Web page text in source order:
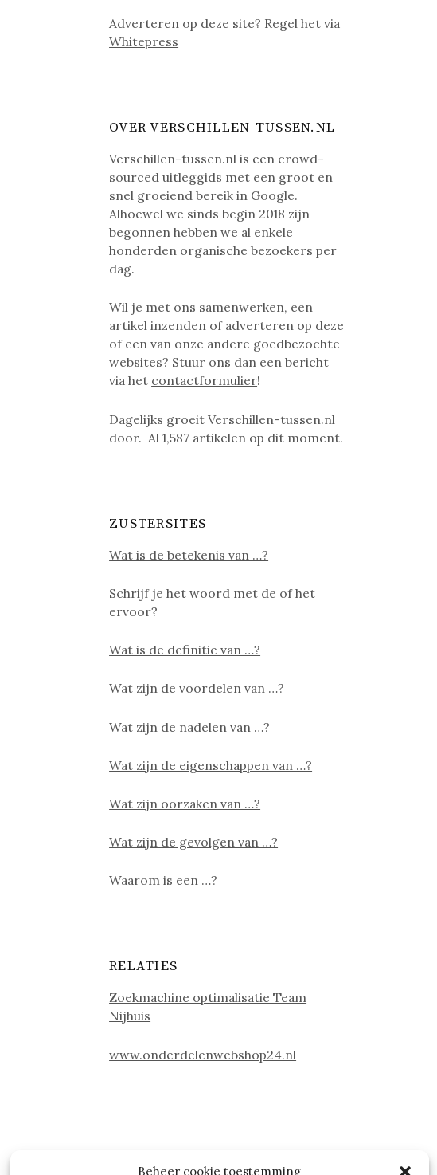
Beheer cookie toestemming
Adverteren op deze site? Regel het via
Whitepress
OVER VERSCHILLEN-TUSSEN.NL
Verschillen-tussen.nl is een crowd-
sourced uitleggids met een groot en
snel groeiend bereik in Google.
Alhoewel we sinds begin 2018 zijn
begonnen hebben we al enkele
honderden organische bezoekers per
dag.
Wil je met ons samenwerken, een
artikel inzenden of adverteren op deze
of een van onze andere goedbezochte
websites? Stuur ons dan een bericht
via het contactformulier!
Dagelijks groeit Verschillen-tussen.nl
door. Al1,587 artikelen op dit moment.
ZUSTERSITES
Wat is de betekenis van …?
Schrijf je het woord met de of het
ervoor?
Wat is de definitie van …?
Wat zijn de voordelen van …?
Wat zijn de nadelen van …?
Wat zijn de eigenschappen van …?
Wat zijn oorzaken van …?
Wat zijn de gevolgen van …?
Waarom is een …?
RELATIES
Zoekmachine optimalisatie Team
Nijhuis
www.onderdelenwebshop24.nl